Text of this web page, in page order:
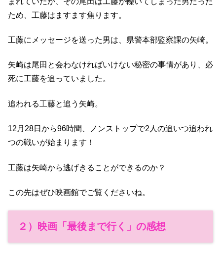
ため、工藤はますます焦ります。
工藤にメッセージを送った男は、県警本部監察課の矢崎。
矢崎は尾田と会わなければいけない秘密の事情があり、必
死に工藤を追っていました。
追われる工藤と追う矢崎。
12月28日から96時間、ノンストップで2人の追いつ追われ
つの戦いが始まります！
工藤は矢崎から逃げきることができるのか？
この先はぜひ映画館でご覧くださいね。
２）映画「最後まで行く」の感想